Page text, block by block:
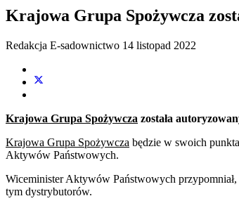
Krajowa Grupa Spożywcza
Redakcja E-sadownictwo 14 listopad 2022
Krajowa Grupa Spożywcza została
Krajowa Grupa Spożywcza będzie w swoich
Aktywów Państwowych.
Wiceminister Aktywów Państwowych
tym dystrybutorów.